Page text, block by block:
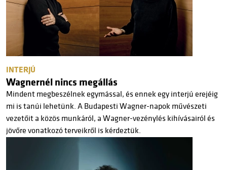
INTERJÚ
Wagnernél nincs megállás
Mindent megbeszélnek egymással, és ennek egy interjú erejéig
mi is tanúi lehetünk. A Budapesti Wagner-napok művészeti
vezetőit a közös munkáról, a Wagner-vezénylés kihívásairól és
jövőre vonatkozó terveikről is kérdeztük.